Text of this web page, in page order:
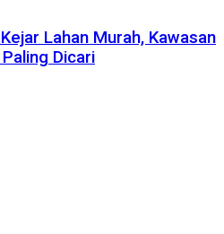
Lahan Murah, Kawasan
Dicari